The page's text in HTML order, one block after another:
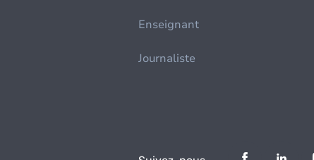
Enseignant
Journaliste